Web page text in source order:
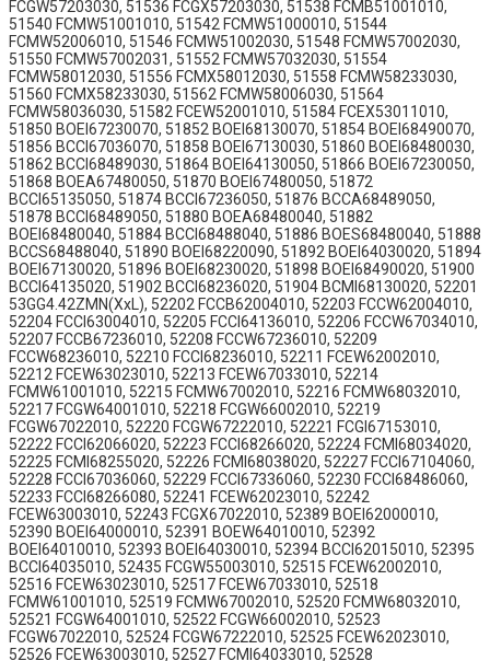
FCGW57203030, 51536 FCGX57203030, 51538 FCMB51001010,
51540 FCMW51001010, 51542 FCMW51000010, 51544
FCMW52006010, 51546 FCMW51002030, 51548 FCMW57002030,
51550 FCMW57002031, 51552 FCMW57032030, 51554
FCMW58012030, 51556 FCMX58012030, 51558 FCMW58233030,
51560 FCMX58233030, 51562 FCMW58006030, 51564
FCMW58036030, 51582 FCEW52001010, 51584 FCEX53011010,
51850 BOEI67230070, 51852 BOEI68130070, 51854 BOEI68490070,
51856 BCCI67036070, 51858 BOEI67130030, 51860 BOEI68480030,
51862 BCCI68489030, 51864 BOEI64130050, 51866 BOEI67230050,
51868 BOEA67480050, 51870 BOEI67480050, 51872
BCCI65135050, 51874 BCCI67236050, 51876 BCCA68489050,
51878 BCCI68489050, 51880 BOEA68480040, 51882
BOEI68480040, 51884 BCCI68488040, 51886 BOES68480040, 51888
BCCS68488040, 51890 BOEI68220090, 51892 BOEI64030020, 51894
BOEI67130020, 51896 BOEI68230020, 51898 BOEI68490020, 51900
BCCI64135020, 51902 BCCI68236020, 51904 BCMI68130020, 52201
53GG4.42ZMN(XxL), 52202 FCCB62004010, 52203 FCCW62004010,
52204 FCCI63004010, 52205 FCCI64136010, 52206 FCCW67034010,
52207 FCCB67236010, 52208 FCCW67236010, 52209
FCCW68236010, 52210 FCCI68236010, 52211 FCEW62002010,
52212 FCEW63023010, 52213 FCEW67033010, 52214
FCMW61001010, 52215 FCMW67002010, 52216 FCMW68032010,
52217 FCGW64001010, 52218 FCGW66002010, 52219
FCGW67022010, 52220 FCGW67222010, 52221 FCGI67153010,
52222 FCCI62066020, 52223 FCCI68266020, 52224 FCMI68034020,
52225 FCMI68255020, 52226 FCMI68038020, 52227 FCCI67104060,
52228 FCCI67036060, 52229 FCCI67336060, 52230 FCCI68486060,
52233 FCCI68266080, 52241 FCEW62023010, 52242
FCEW63003010, 52243 FCGX67022010, 52389 BOEI62000010,
52390 BOEI64000010, 52391 BOEW64010010, 52392
BOEI64010010, 52393 BOEI64030010, 52394 BCCI62015010, 52395
BCCI64035010, 52435 FCGW55003010, 52515 FCEW62002010,
52516 FCEW63023010, 52517 FCEW67033010, 52518
FCMW61001010, 52519 FCMW67002010, 52520 FCMW68032010,
52521 FCGW64001010, 52522 FCGW66002010, 52523
FCGW67022010, 52524 FCGW67222010, 52525 FCEW62023010,
52526 FCEW63003010, 52527 FCMI64033010, 52528